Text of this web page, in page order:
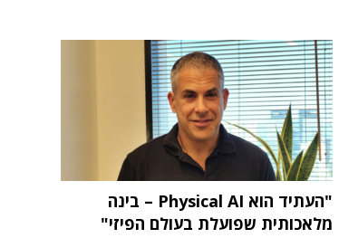
"העתיד הוא Physical AI – בינה
מלאכותית שפועלת בעולם הפיזי"